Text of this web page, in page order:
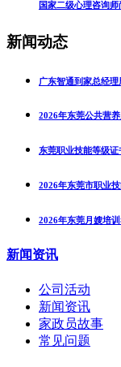
国家二级心理咨询师
新闻动态
广东智通到家总经
2026年东莞公共营
东莞职业技能等级证
2026年东莞市职业
2026年东莞月嫂培
新闻资讯
公司活动
新闻资讯
家政员故事
常见问题